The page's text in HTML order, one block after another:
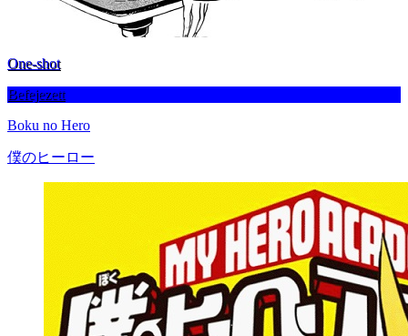
One-shot
Befejezett
Boku no Hero
僕のヒーロー